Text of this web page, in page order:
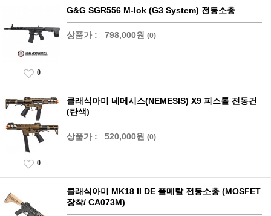
G&G SGR556 M-lok (G3 System) 전동소총
상품가 : 798,000원 (0)
0
클래식아미 네메시스(NEMESIS) X9 피스톨 전동건
(탄색)
상품가 : 520,000원 (0)
0
클래식아미 MK18 II DE 풀메탈 전동소총 (MOSFET
장착/ CA073M)